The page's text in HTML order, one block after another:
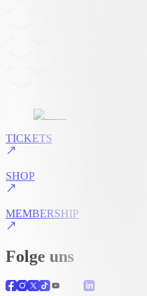
TICKETS
SHOP
MEMBERSHIP
Folge uns